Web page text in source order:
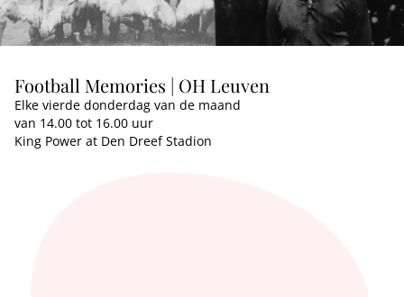
Football Memories | OH Leuven
Elke vierde donderdag van de maand
van 14.00 tot 16.00 uur
King Power at Den Dreef Stadion